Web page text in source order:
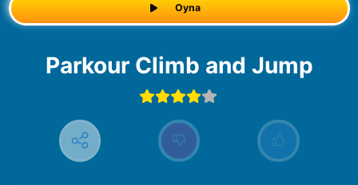
Oyna
Parkour Climb and Jump